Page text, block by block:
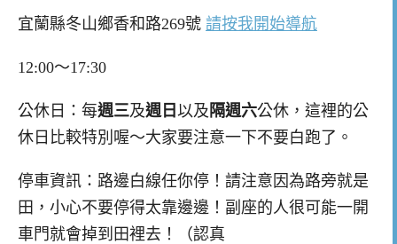
宜蘭縣冬山鄉香和路269號 請按我開始導航
12:00～17:30
公休日：每週三及週日 以及 隔週六公休，這裡的公
休日比較特別喔～大家要注意一下不要白跑了。
停車資訊：路邊白線任你停！請注意因為路旁就是
田，小心不要停得太靠邊邊！副座的人很可能一開
車門就會掉到田裡去！（認真